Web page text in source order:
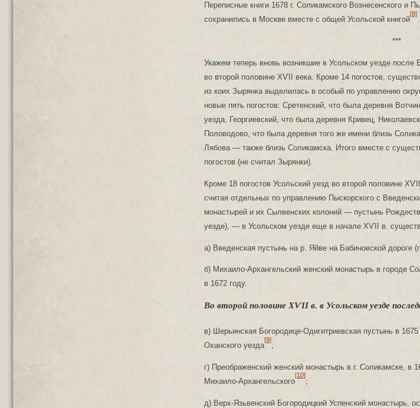
Переписные книги 1678 г. Соликамского Вознесенского и
сохранились в Москве вместе с общей Усольской книгой
[8]
.
***
Укажем теперь вновь возникшие в Усольском уезде
во второй половине ХѴІІ века. Кроме 14 погостов,
из коих Зырянка выделилась в особый по управлению
новые пять погостов: Сретенский, что была деревня
уезда, Георгиевский, что была деревня Кривец,
Половодово, что была деревня того же имени близь
Лябова — также близь Соликамска. Итого вместе с
погостов (не считал Зырянки).
Кроме 18 погостов Усольский уезд во второй половине
считая отдельных по управлению Пыскорского с
монастырей и их Сылвенских колоний — пустынь
уезде), — в Усольском уезде еще в начале ХѴІІ в.
а) Введенская пустынь на р. Яйве на Бабиновской дороге
б) Михаило-Архангельский женский монастырь в городе
в 1672 году.
Во второй половине ХѴІІ в. в Усольском уезде
в) Шерьинская Богородице-Одигитриевская пустынь в
Оханского уезда
[9]
;
г) Преображенский женский монастырь в г. Соликамске, в
Михаило-Архангельского
[10]
;
д) Верх-Язьвенский Богородицкий Успенский монастырь,